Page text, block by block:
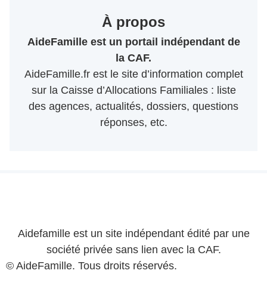
À propos
AideFamille est un portail indépendant de
la CAF.
AideFamille.fr est le site d’information complet
sur la Caisse d’Allocations Familiales : liste
des agences, actualités, dossiers, questions
réponses, etc.
Aidefamille est un site indépendant édité par une
société privée sans lien avec la CAF.
© AideFamille. Tous droits réservés.